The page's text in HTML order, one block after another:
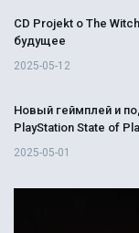
CD Projekt о The
будущее
2025-05-12
Новый геймплей и
PlayStation State of
2025-05-01